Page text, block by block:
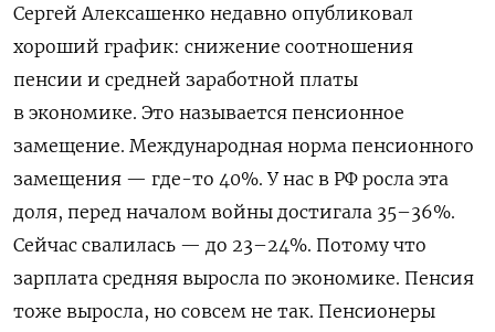
Сергей Алексашенко недавно опубликовал
хороший график: снижение соотношения
пенсии и средней заработной платы
в экономике. Это называется пенсионное
замещение. Международная норма пенсионного
замещения — где-то 40%. У нас в РФ росла эта
доля, перед началом войны достигала 35–36%.
Сейчас свалилась — до 23–24%. Потому что
зарплата средняя выросла по экономике. Пенсия
тоже выросла, но совсем не так. Пенсионеры